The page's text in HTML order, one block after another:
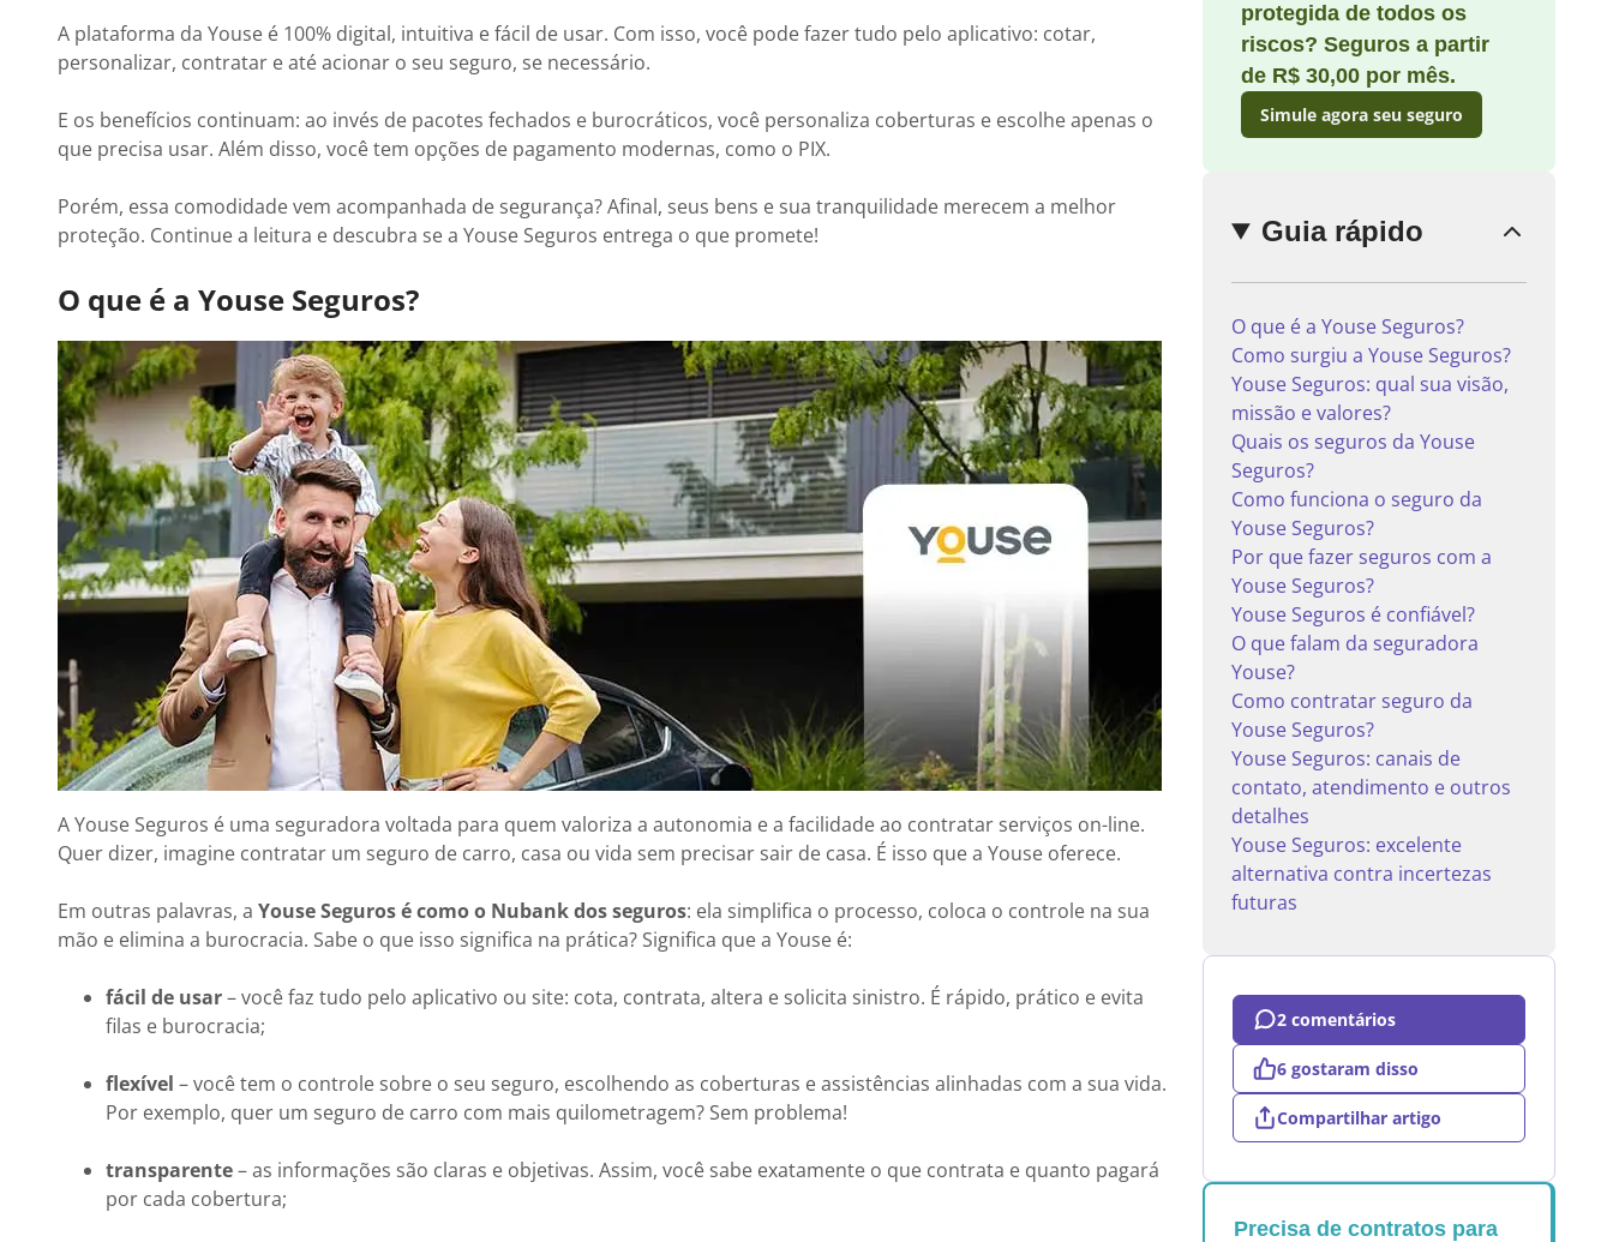
A plataforma da Youse é 100% digital, intuitiva e fácil de usar. Com isso, você pode fazer tudo pelo aplicativo: cotar,
personalizar, contratar e até acionar o seu seguro, se necessário.
E os benefícios continuam: ao invés de pacotes fechados e burocráticos, você personaliza coberturas e escolhe apenas o
que precisa usar. Além disso, você tem opções de pagamento modernas, como o PIX.
Porém, essa comodidade vem acompanhada de segurança? Afinal, seus bens e sua tranquilidade merecem a melhor
proteção. Continue a leitura e descubra se a Youse Seguros entrega o que promete!
O que é a Youse Seguros?
A Youse Seguros é uma seguradora voltada para quem valoriza a autonomia e a facilidade ao contratar serviços on-line.
Quer dizer, imagine contratar um seguro de carro, casa ou vida sem precisar sair de casa. É isso que a Youse oferece.
Em outras palavras, a Youse Seguros é como o Nubank dos seguros: ela simplifica o processo, coloca o controle na sua
mão e elimina a burocracia. Sabe o que isso significa na prática? Significa que a Youse é:
fácil de usar– você faz tudo pelo aplicativo ou site: cota, contrata, altera e solicita sinistro. É rápido, prático e evita
filas e burocracia;
flexível – você tem o controle sobre o seu seguro, escolhendo as coberturas e assistências alinhadas com a sua vida.
Por exemplo, quer um seguro de carro com mais quilometragem? Sem problema!
transparente– as informações são claras e objetivas. Assim, você sabe exatamente o que contrata e quanto pagará
por cada cobertura;
protegida de todos os
riscos? Seguros a partir
de R$ 30,00 por mês.
Simule agora seu seguro
Guia rápido
O que é a Youse Seguros?
Como surgiu a Youse Seguros?
Youse Seguros: qual sua visão,
missão e valores?
Quais os seguros da Youse
Seguros?
Como funciona o seguro da
Youse Seguros?
Por que fazer seguros com a
Youse Seguros?
Youse Seguros é confiável?
O que falam da seguradora
Youse?
Como contratar seguro da
Youse Seguros?
Youse Seguros: canais de
contato, atendimento e outros
detalhes
Youse Seguros: excelente
alternativa contra incertezas
futuras
2 comentários
6 gostaram disso
Compartilhar artigo
Precisa de contratos para